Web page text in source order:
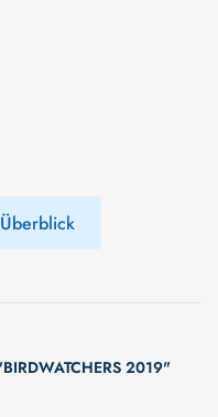
2019"